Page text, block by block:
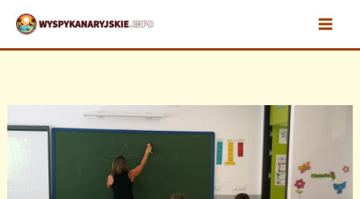
Przejdź
treści